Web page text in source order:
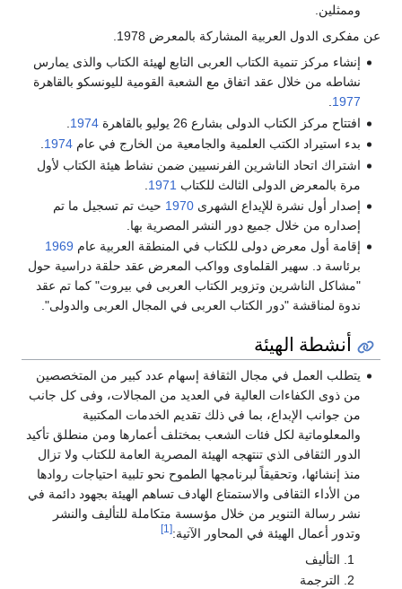
وممثلين.
عن مفكرى الدول العربية المشاركة بالمعرض 1978.
إنشاء مركز تنمية الكتاب العربى التابع لهيئة الكتاب والذى يمارس
نشاطه من خلال عقد اتفاق مع الشعبة القومية لليونسكو بالقاهرة
1977
.
افتتاح مركز الكتاب الدولى بشارع 26 يوليو بالقاهرة
1974
بدء استيراد الكتب العلمية والجامعية من الخارج في عام1974
.
اشتراك اتحاد الناشرين الفرنسيين ضمن نشاط هيئة الكتاب لأول
مرة بالمعرض الدولى الثالث للكتاب 1971
إصدار أول نشرة للإيداع الشهرى1970 حيث تم تسجيل ما تم
إصداره من خلال جميع دور النشر المصرية بها.
إقامة أول معرض دولى للكتاب في المنطقة العربية عام 1969
برئاسة د. سهير القلماوى وواكب المعرض عقد حلقة دراسية حول
"مشاكل الناشرين وتزوير الكتاب العربى في بيروت" كما تم عقد
ندوة لمناقشة "دور الكتاب العربى في المجال العربى والدولى".
أنشطة الهيئة
يتطلب العمل في مجال الثقافة إسهام عدد كبير من المتخصصين
من ذوى الكفاءات العالية في العديد من المجالات، وفى كل جانب
من جوانب الإبداع، بما في ذلك تقديم الخدمات المكتبية
والمعلوماتية لكل فئات الشعب بمختلف أعمارها ومن منطلق تأكيد
الدور الثقافى الذي تنتهجه الهيئة المصرية العامة للكتاب ولا تزال
منذ إنشائها، وتحقيقاً لبرنامجها الطموح نحو تلبية احتياجات روادها
من الأداء الثقافى والاستمتاع الهادف تساهم الهيئة بجهود دائمة في
نشر رسالة التنوير من خلال مؤسسة متكاملة للتأليف والنشر
وتدور أعمال الهيئة في المحاور الآتية:[1]
التأليف
الترجمة